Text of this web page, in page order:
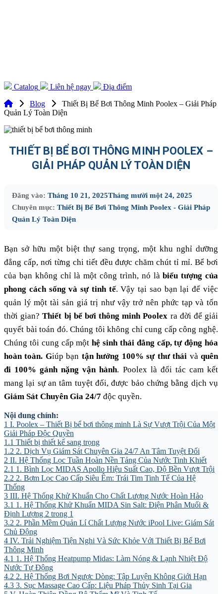
Catalog Liên hệ ngay
Địa điểm
Blog
Thiết Bị Bể Bơi Thông Minh Poolex – Giải Pháp
Quản Lý Toàn Diện
THIẾT BỊ BỂ BƠI THÔNG MINH POOLEX –
GIẢI PHÁP QUẢN LÝ TOÀN DIỆN
Đăng vào: Tháng 10 21, 2025Tháng mười một 24, 2025
Chuyên mục: Thiết Bị Bể Bơi Thông Minh Poolex - Giải Pháp
Quản Lý Toàn Diện
Bạn sở hữu một biệt thự sang trọng, một khu nghỉ dưỡng
đẳng cấp, nơi từng chi tiết đều được chăm chút tỉ mỉ. Bể bơi
của bạn không chỉ là một công trình, nó làbiểu tượng của
phong cách sống và sự tinh tế. Vậy tại sao bạn lại để việc
quản lý một tài sản giá trị như vậy trở nên phức tạp và tốn
thời gian?Thiết bị bể bơi thông minh Poolex ra đời để giải
quyết bài toán đó. Chúng tôi không chỉ cung cấp công nghệ.
Chúng tôi cung cấp mộthệ sinh thái đẳng cấp, tự động hóa
hoàn toàn. Giúp bạn tận hưởng 100% sự thư thái vàquên
đi 100% gánh nặng vận hành. Poolex là đối tác cam kết
mang lại sự an tâm tuyệt đối, được bảo chứng bằng dịch vụ
Giám Sát Chuyên Gia 24/7 độc quyền.
Nội dung chính:
1 I. Poolex – Thiết Bị bể bơi thông minh Là Sự Vượt Trội Của Một
Giải Pháp Độc Quyền
1.1 Thiết bị thiết kế sang trọng
1.2 2. Dịch Vụ Giám Sát Chuyên Gia 24/7 An Tâm Tuyệt Đối
2 II. Hệ Thống Lọc Tuần Hoàn Nền Tảng Của Nước Tinh Khiết
2.1 1. Bình Lọc MIDAS Apollo Hiệu Suất Cao, Độ Bền Vượt Trội
2.2 2. Bơm Lọc Cao Cấp Siêu Êm: Trái Tim Tinh Tế Của Hệ
Thống
3 III. Hệ Thống Khử Khuẩn Cho Chất Lượng Nước Hoàn Hảo
3.1 1. Hệ Thống Khử Khuẩn MIDA Sin Salt: Điện Phân Muối &
Định Lượng 2 trong 1
3.2 2. Phần Mềm Quản Lí Chất Lượng Nước iPool Live: Giám Sát
Chủ Động
4 IV. Trải Nghiệm Tiện Nghi Và Sức Khỏe Với Thiết Bị Bể Bơi
Thông Minh
4.1 1. Hệ Thống Heatpump Midas: Làm Nóng & Lạnh Nhiệt Độ
Nước Tự Động
4.2 2. Hệ Thống Bơi Ngược Dòng: Tập Luyện Không Giới Hạn
4.3 3. Sục Massage Cao Cấp: Liệu Pháp Thủy Sinh Tại Gia